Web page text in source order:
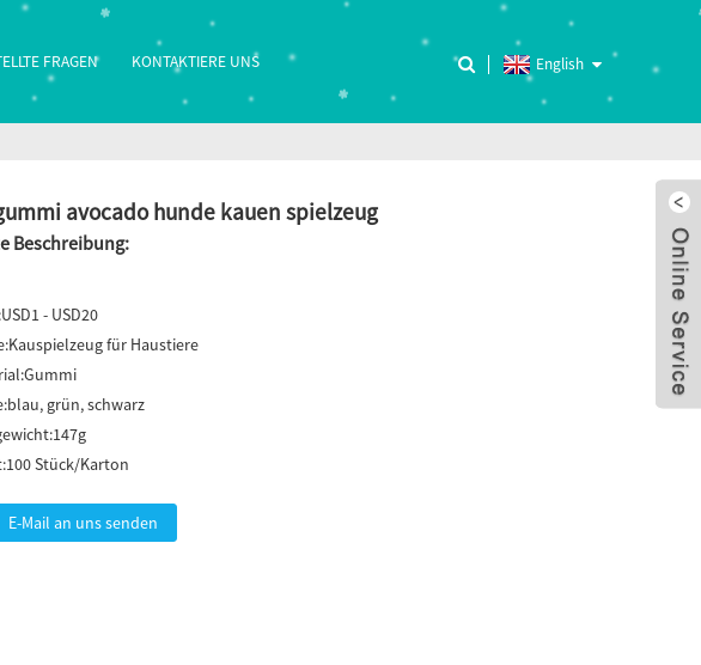
FRAGEN KONTAKTIERE UNS English
avocado hunde kauen spielzeug
Beschreibung:
USD1 - USD20
Kauspielzeug für Haustiere
Gummi
blau, grün, schwarz
147g
100 Stück/Karton
E-Mail an uns senden